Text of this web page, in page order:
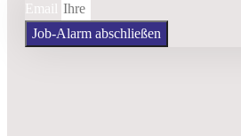
Email
Job-Alarm abschließen